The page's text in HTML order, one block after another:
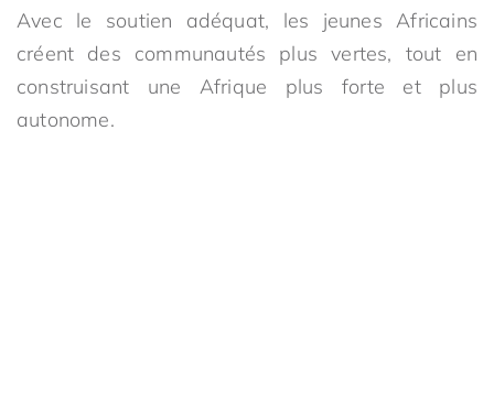
Avec le soutien adéquat, les jeunes Africains
créent des communautés plus vertes, tout en
construisant une Afrique plus forte et plus
autonome.